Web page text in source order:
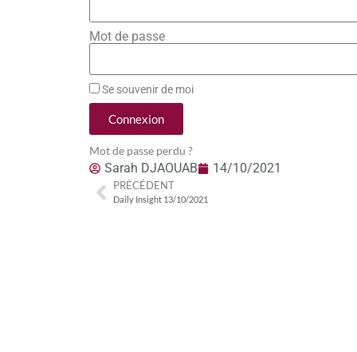
Mot de passe
Se souvenir de moi
Connexion
Mot de passe perdu ?
Sarah DJAOUAB 14/10/2021
PRÉCÉDENT
Daily Insight 13/10/2021